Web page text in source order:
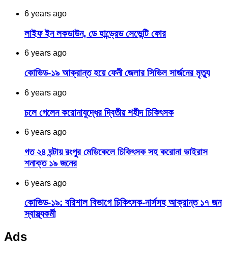
6 years ago
লাইফ ইন লকডাউন, ডে হান্ড্রেড সেভেন্টি ফোর
6 years ago
কোভিড-১৯ আক্রান্ত হয়ে ফেনী জেলার সিভিল সার্জনের মৃত্যু
6 years ago
চলে গেলেন করোনাযুদ্ধের দ্বিতীয় শহীদ চিকিৎসক
6 years ago
গত ২৪ ঘন্টায় রংপুর মেডিকেলে চিকিৎসক সহ করোনা ভাইরাস
শনাক্ত ১৯ জনের
6 years ago
কোভিড-১৯: বরিশাল বিভাগে চিকিৎসক-নার্সসহ আক্রান্ত ১৭ জন
স্বাস্থ্যকর্মী
Ads